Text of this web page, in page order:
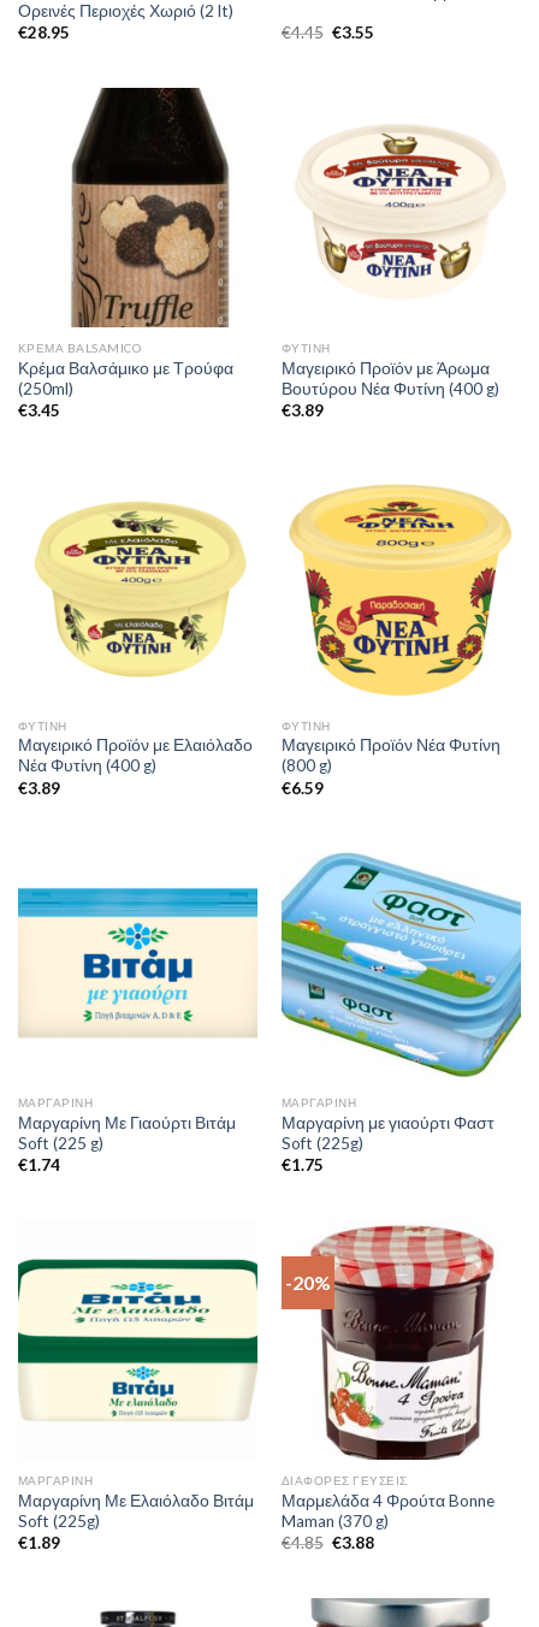
Ορεινές Περιοχές Χωριό (2 lt)
€28.95 €4.45 €3.55
ΚΡΈΜΑ BALSAMICO
Κρέμα Βαλσάμικο με Τρούφα
(250ml)
€3.45
ΦΥΤΊΝΗ
Μαγειρικό Προϊόν με Άρωμα
Βουτύρου Νέα Φυτίνη (400 g)
€3.89
ΦΥΤΊΝΗ
Μαγειρικό Προϊόν με Ελαιόλαδο
Νέα Φυτίνη (400 g)
€3.89
ΦΥΤΊΝΗ
Μαγειρικό Προϊόν Νέα Φυτίνη
(800 g)
€6.59
ΜΑΡΓΑΡΊΝΗ
Μαργαρίνη Με Γιαούρτι Βιτάμ
Soft (225 g)
€1.74
ΜΑΡΓΑΡΊΝΗ
Μαργαρίνη με γιαούρτι Φαστ
Soft (225g)
€1.75
ΜΑΡΓΑΡΊΝΗ
Μαργαρίνη Με Ελαιόλαδο Βιτάμ
Soft (225g)
€1.89
-20%
ΔΙΆΦΟΡΕΣ ΓΕΎΣΕΙΣ
Μαρμελάδα 4 Φρούτα Bonne
Maman (370 g)
€4.85 €3.88